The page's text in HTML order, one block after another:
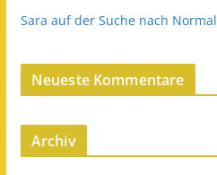
Sara auf der Suche nach Normal
Neueste Kommentare
Archiv